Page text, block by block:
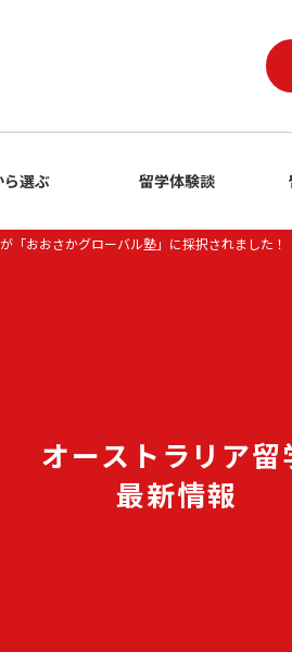
ら選ぶ 留学体験談
「おおさかグローバル塾」に採択されました！
オーストラリア留
最新情報